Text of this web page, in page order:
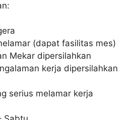
(dapat fasilitas mes)
Mekar dipersilahkan
kerja dipersilahkan
serius melamar kerja